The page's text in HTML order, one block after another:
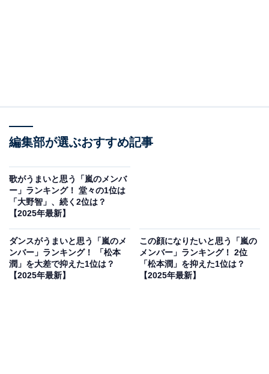
編集部が選ぶおすすめ記事
歌がうまいと思う「嵐のメンバ
ー」ランキング！ 堂々の1位は
「大野智」、続く2位は？
【2025年最新】
ダンスがうまいと思う「嵐のメ
ンバー」ランキング！ 「松本
潤」を大差で抑えた1位は？
【2025年最新】
この顔になりたいと思う「嵐の
メンバー」ランキング！ 2位
「松本潤」を抑えた1位は？
【2025年最新】